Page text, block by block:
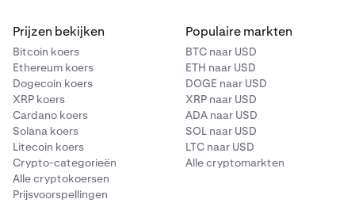
Prijzen bekijken
Bitcoin koers
Ethereum koers
Dogecoin koers
XRP koers
Cardano koers
Solana koers
Litecoin koers
Crypto-categorieën
Alle cryptokoersen
Prijsvoorspellingen
Populaire markten
BTC naar USD
ETH naar USD
DOGE naar USD
XRP naar USD
ADA naar USD
SOL naar USD
LTC naar USD
Alle cryptomarkten